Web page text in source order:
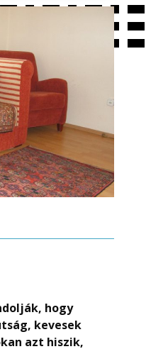
hogy
kevesek
azt hiszik,